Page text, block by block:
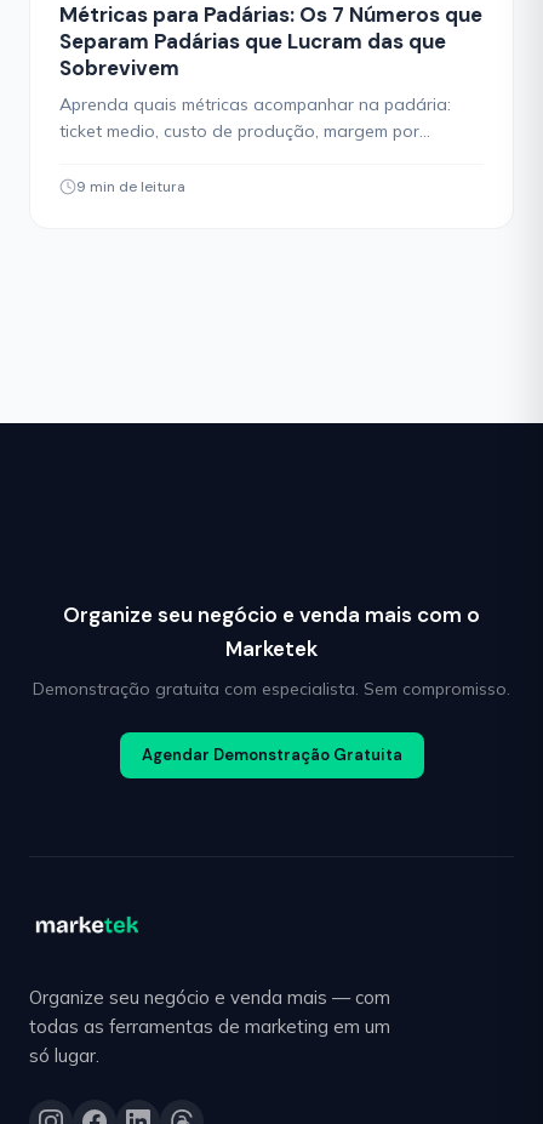
Métricas para Padárias: Os 7 Números que
Separam Padárias que Lucram das que
Sobrevivem
Aprenda quais métricas acompanhar na padária:
ticket medio, custo de produção, margem por
exemplos para lucrar mais.
9 min de leitura
Organize seu negócio e venda mais com o
Marketek
Demonstração gratuita com especialista. Sem compromisso.
Agendar Demonstração Gratuita
Organize seu negócio e venda mais — com
todas as ferramentas de marketing em um
só lugar.